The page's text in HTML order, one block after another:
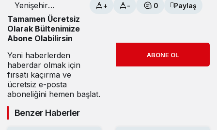
Yenişehir
Havaalanında
seferler devam
ediyor
+ - 0 Paylaş
Tamamen Ücretsiz
Olarak Bültenimize
Abone Olabilirsin
Yeni haberlerden
haberdar olmak için
fırsatı kaçırma ve
ücretsiz e-posta
aboneliğini hemen başlat.
ABONE OL
Benzer Haberler